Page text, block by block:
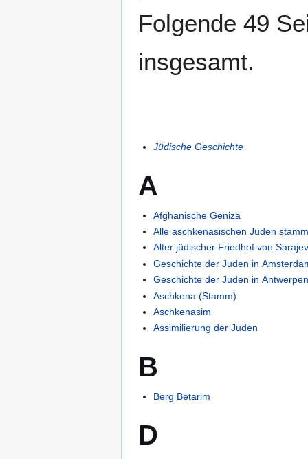
Folgende 49
insgesamt.
Jüdische Geschichte
A
Afghanische Geniza
Alle aschkenasischen Juden
Alter jüdischer Friedhof von
Geschichte der Juden in
Geschichte der Juden in
Aschkena (Stamm)
Aschkenasim
Assimilierung der Juden
B
Berg Betarim
D